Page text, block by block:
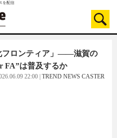
を配信
フロンティア」――滋賀の
FA”は普及するか
22:00 TREND NEWS CASTER